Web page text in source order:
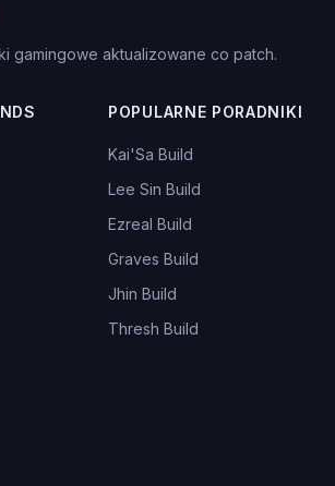
gamingowe aktualizowane co patch.
POPULARNE PORADNIKI
Kai'Sa Build
Lee Sin Build
Ezreal Build
Graves Build
Jhin Build
Thresh Build